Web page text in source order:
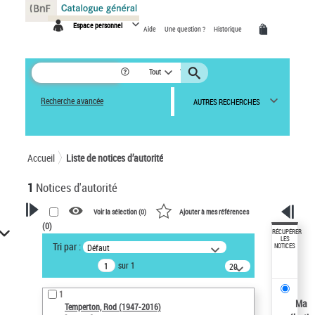
Espace personnel Aide Une question ? Historique
Tout
Recherche avancée AUTRES RECHERCHES
Accueil Liste de notices d’autorité
1 Notices d'autorité
VOTRE RECHERCHE
Recherche avancée dans les
notices d’autorité
Œuvres liées à l'auteur :
Temperton, Rod (1947-2016)
Voir la sélection (0) Ajouter à mes références
(0)
Tri par : Défaut
sur 1
20
résultats/page
1
Temperton, Rod (1947-2016)
RÉCUPÉRER
LES
NOTICES
Ma
Panneau de gestion des cookies